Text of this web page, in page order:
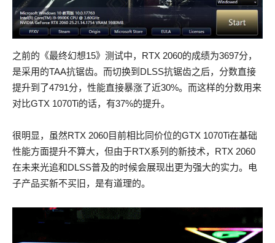
之前的《最终幻想15》测试中，RTX 2060的成绩为3697分，
是采用的TAA抗锯齿。而切换到DLSS抗锯齿之后，分数直接
提升到了4791分，性能直接暴涨了近30%。而这样的分数用来
对比GTX 1070Ti的话，有37%的提升。
很明显，虽然RTX 2060目前相比同价位的GTX 1070Ti在基础
性能方面提升不算大，但由于RTX系列的新技术，RTX 2060
在未来光追和DLSS普及的时候会展现出更为强大的实力。电
子产品买新不买旧，是有道理的。